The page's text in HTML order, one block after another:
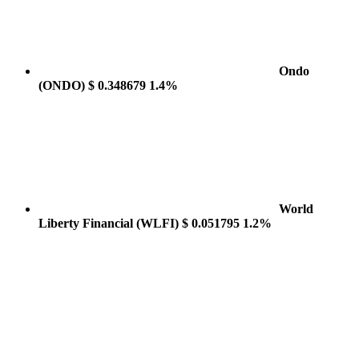
Ondo
(ONDO) $ 0.348679 1.4%
World
Liberty Financial (WLFI) $ 0.051795 1.2%